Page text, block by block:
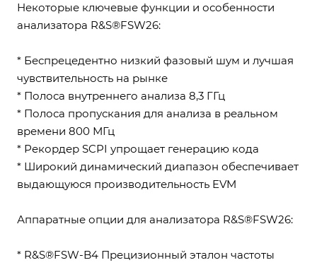
Некоторые ключевые функции и особенности
анализатора R&S®FSW26:
* Беспрецедентно низкий фазовый шум и лучшая
чувствительность на рынке
* Полоса внутреннего анализа 8,3 ГГц
* Полоса пропускания для анализа в реальном
времени 800 МГц
* Рекордер SCPI упрощает генерацию кода
* Широкий динамический диапазон обеспечивает
выдающуюся производительность EVM
Аппаратные опции для анализатора R&S®FSW26:
* R&S®FSW-B4 Прецизионный эталон частоты